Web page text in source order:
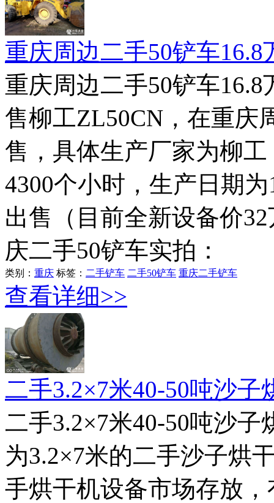
重庆周边二手50铲车16.8
重庆周边二手50铲车
售柳工ZL50CN，在重庆
售，具体生产厂家为柳
4300个小时，生产日期
出售（目前全新设备价
庆二手50铲车实拍：
类别： 重庆 标签： 二手铲车 二手50铲车 重庆二手铲车
查看详细>>
二手3.2×7米40-50吨沙子
二手3.2×7米40-50吨沙
为3.2×7米的二手沙子烘
手烘干机设备市场存放